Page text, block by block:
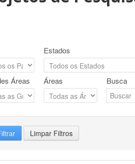
Estados
Áreas Áreas Busca
Limpar Filtros